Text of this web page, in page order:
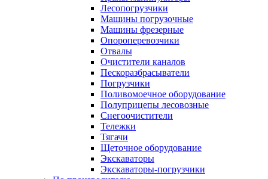
Лесопогрузчики
Машины погрузочные
Машины фрезерные
Опороперевозчики
Отвалы
Очистители каналов
Пескоразбрасыватели
Погрузчики
Поливомоечное оборудование
Полуприцепы лесовозные
Снегоочистители
Тележки
Тягачи
Щеточное оборудование
Экскаваторы
Экскаваторы-погрузчики